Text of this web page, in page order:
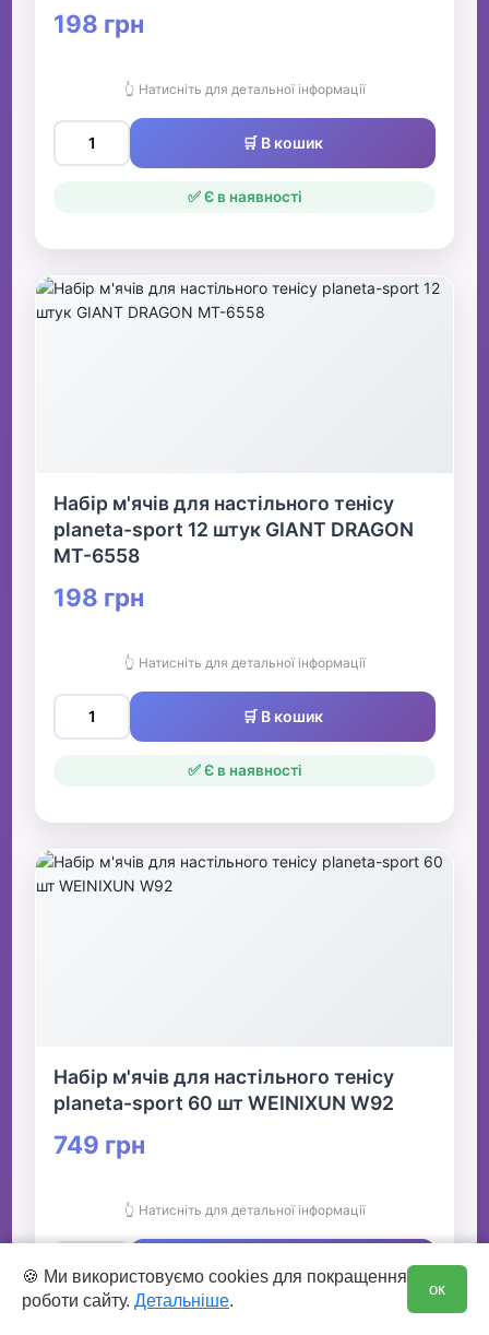
198 грн
👆 Натисніть для детальної інформації
🛒 В кошик
✅ Є в наявності
Набір м'ячів для настільного тенісу
planeta-sport 12 штук GIANT DRAGON
MT-6558
198 грн
👆 Натисніть для детальної інформації
🛒 В кошик
✅ Є в наявності
Набір м'ячів для настільного тенісу
planeta-sport 60 шт WEINIXUN W92
749 грн
👆 Натисніть для детальної інформації
🍪 Ми використовуємо cookies для покращення
роботи сайту. Детальніше.
ок
0